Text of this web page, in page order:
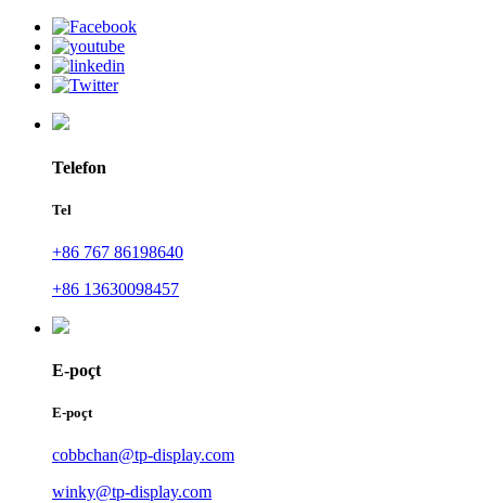
Telefon
Tel
+86 767 86198640
+86 13630098457
E-poçt
E-poçt
cobbchan@tp-display.com
winky@tp-display.com